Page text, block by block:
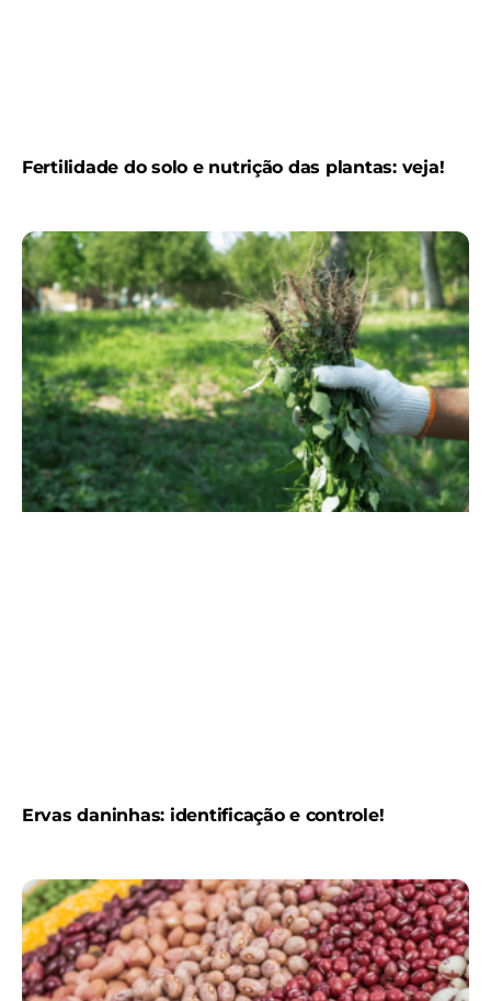
Fertilidade do solo e nutrição das plantas: veja!
Ervas daninhas: identificação e controle!